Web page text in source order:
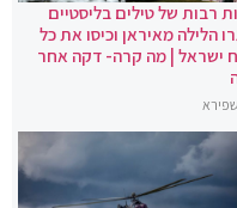
רבות של טילים בליסטיים
הלילה מאיראן וכיסו את כל
ישראל | מה קרה- דקה אחר